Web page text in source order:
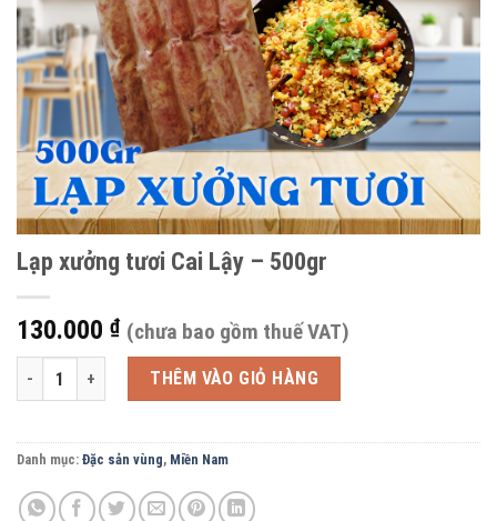
Lạp xưởng tươi Cai Lậy – 500gr
130.000 ₫ (chưa bao gồm thuế VAT)
Lạp xưởng tươi Cai Lậy - 500gr số lượng
THÊM VÀO GIỎ HÀNG
Danh mục: Đặc sản vùng, Miền Nam